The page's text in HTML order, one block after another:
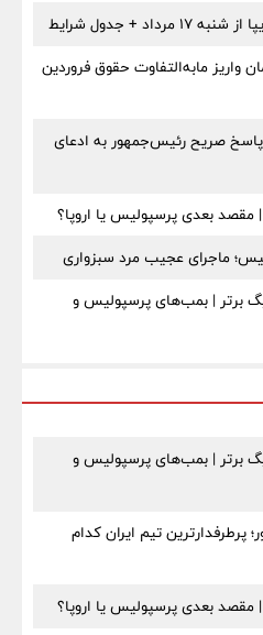
واریز مابه‌التفاوت حقوق فروردین
صریح رئیس‌جمهور به ادعای
بعدی پرسپولیس یا اروپا؟
ماجرای عجیب مرد سبزواری
برتر | بمب‌های پرسپولیس و
برتر | بمب‌های پرسپولیس و
پرطرفدارترین تیم ایران کدام
بعدی پرسپولیس یا اروپا؟